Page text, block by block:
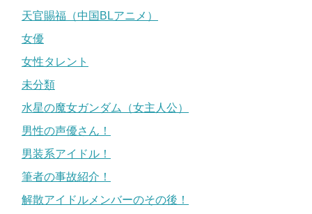
天官賜福（中国BLアニメ）
女優
女性タレント
未分類
水星の魔女ガンダム（女主人公）
男性の声優さん！
男装系アイドル！
筆者の事故紹介！
解散アイドルメンバーのその後！